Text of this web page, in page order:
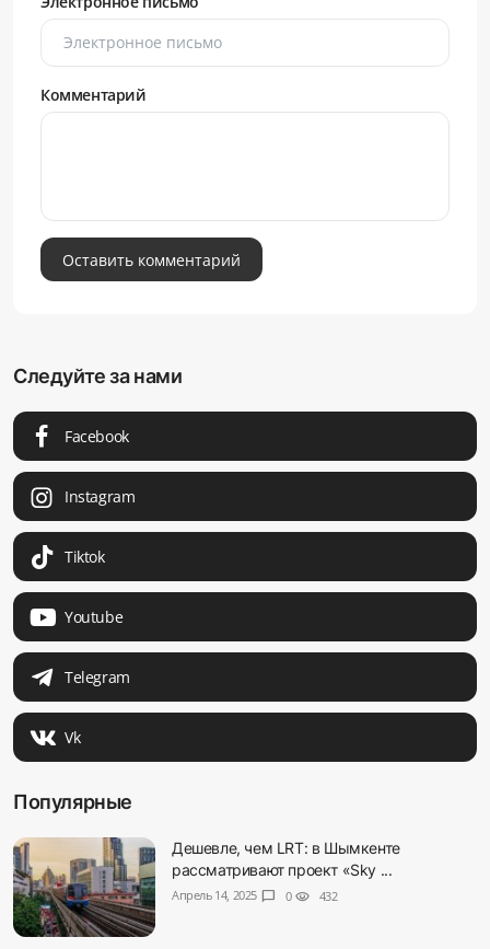
Комментарий
Оставить комментарий
Следуйте за нами
Facebook
Instagram
Tiktok
Youtube
Telegram
Vk
Популярные
Дешевле, чем LRT: в Шымкенте
рассматривают проект «Sky ...
Апрель 14, 2025 chat_bubble 0 visibility 432